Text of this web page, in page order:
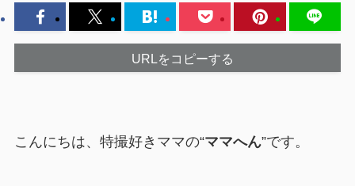
URLをコピーする
こんにちは、特撮好きママの“ママへん”です。